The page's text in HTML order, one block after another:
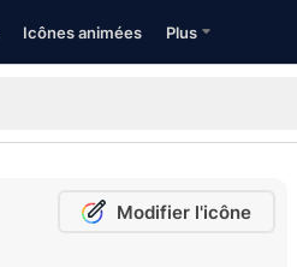
Icônes animées Plus
Modifier l'icône